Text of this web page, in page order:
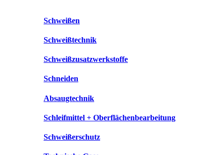
Schweißen
Schweißtechnik
Schweißzusatzwerkstoffe
Schneiden
Absaugtechnik
Schleifmittel + Oberflächenbearbeitung
Schweißerschutz